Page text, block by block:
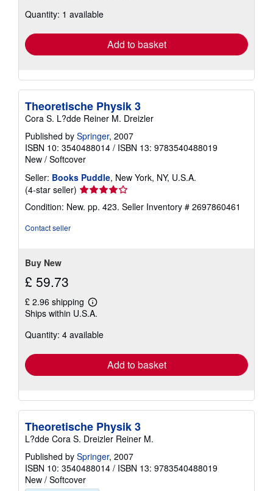
shipping
Quantity: 1 available
Add to basket
Theoretische Physik 3
Cora S. L?dde Reiner M. Dreizler
Published by Springer, 2007
ISBN 10: 3540488014 / ISBN 13: 9783540488019
New / Softcover
Seller: Books Puddle, New York, NY, U.S.A.
(4-star seller) Seller
4
Condition: New. pp. 423. Seller Inventory # 2697860461
Contact seller
Buy New
£ 59.73
£ 2.96 shipping
Learn
more
shipping
Ships within U.S.A.
Quantity: 4 available
Add to basket
Theoretische Physik 3
L?dde Cora S. Dreizler Reiner M.
Published by Springer, 2007
ISBN 10: 3540488014 / ISBN 13: 9783540488019
New / Softcover